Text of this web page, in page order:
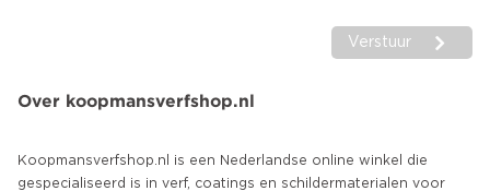
Verstuur
Over koopmansverfshop.nl
Koopmansverfshop.nl is een Nederlandse online winkel die
gespecialiseerd is in verf, coatings en schildermaterialen voor